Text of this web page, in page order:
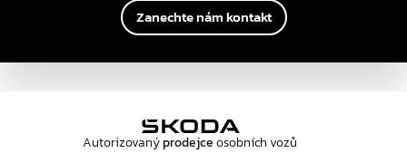
Zanechte nám kontakt
Autorizovanýprodejceosobních vozů